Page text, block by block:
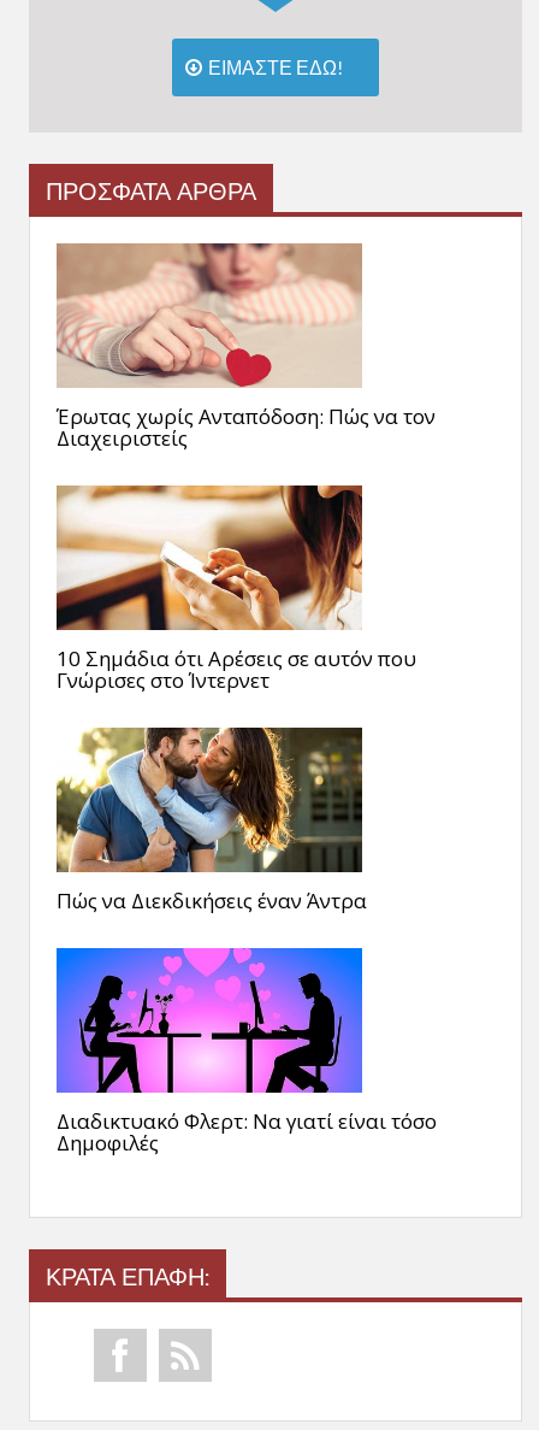
ΕΙΜΑΣΤΕ ΕΔΩ!
ΠΡΟΣΦΑΤΑ ΑΡΘΡΑ
Έρωτας χωρίς Ανταπόδοση: Πώς να τον
Διαχειριστείς
10 Σημάδια ότι Αρέσεις σε αυτόν που
Γνώρισες στο Ίντερνετ
Πώς να Διεκδικήσεις έναν Άντρα
Διαδικτυακό Φλερτ: Να γιατί είναι τόσο
Δημοφιλές
ΚΡΑΤΑ ΕΠΑΦΗ: